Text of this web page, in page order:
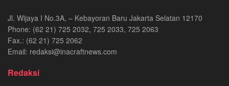
Jl. Wijaya I No.3A, – Kebayoran Baru Jakarta Selatan 12170
Phone: (62 21) 725 2032, 725 2033, 725 2063
Fax.: (62 21) 725 2062
Email: redaksi@inacraftnews.com
Redaksi